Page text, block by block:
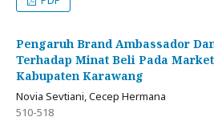
Pengaruh Brand Ambassador
Terhadap Minat Beli Pada
Kabupaten Karawang
Novia Sevtiani, Cecep Hermana
510-518